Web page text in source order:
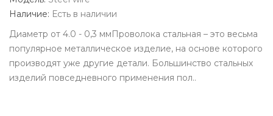
Наличие: Есть в наличии
Диаметр от 4.0 - 0,3 ммПроволока стальная – это весьма
популярное металлическое изделие, на основе которого
производят уже другие детали. Большинство стальных
изделий повседневного применения пол..